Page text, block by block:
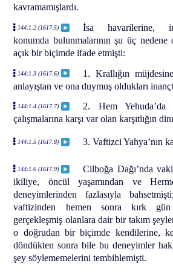
kavramamışlardı.
144:1.2 (1617.5)
İsa havarilerine,
konumda bulunmalarının şu üç nedene
açık bir biçimde ifade etmişti:
144:1.3 (1617.6)
1. Krallığın
anlayıştan ve ona duymuş oldukları
144:1.4 (1617.7)
2. Hem
çalışmalarına karşı var olan karşıtlığın
144:1.5 (1617.8) 3. Vaftizci Yahya’nın
144:1.6 (1617.9)
Cilboğa Dağı’nda
ikiliye, öncül yaşamından ve
deneyimlerinden fazlasıyla
vaftizinden hemen sonra kırk gün
gerçekleşmiş olanlara dair bir takım
o doğrudan bir biçimde kendilerine,
döndükten sonra bile bu deneyimler
şey söylememelerini tembihlemişti.